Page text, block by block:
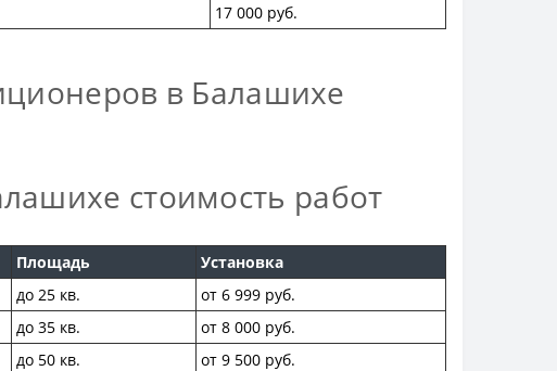
17 000 руб.
в Балашихе
стоимость работ
Площадь
Установка
до 25 кв.
от 6 999 руб.
до 35 кв.
от 8 000 руб.
до 50 кв.
от 9 500 руб.